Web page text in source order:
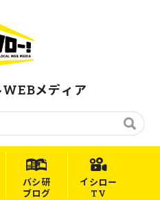
メディア
バシ研
ブログ
イシロー
TV